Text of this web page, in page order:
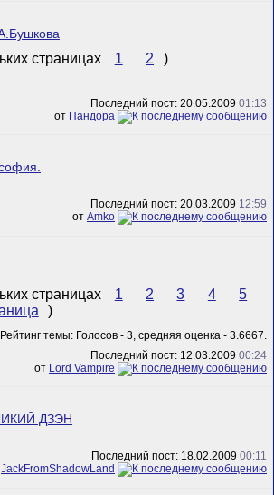
1 2 )
Последний пост: 20.05.2009 01:13
от Пандора
Последний пост: 20.03.2009 12:59
от Amko
1 2 3 4
5
)
Последний пост: 12.03.2009 00:24
от Lord Vampire
ДЗЭН
Последний пост: 18.02.2009 00:11
JackFromShadowLand